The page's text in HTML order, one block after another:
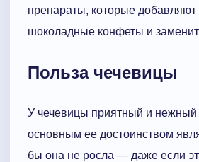
препараты, которые добавляют
шоколадные конфеты и
Польза чечевицы
У чечевицы приятный и нежный
основным ее достоинством
бы она не росла — даже если